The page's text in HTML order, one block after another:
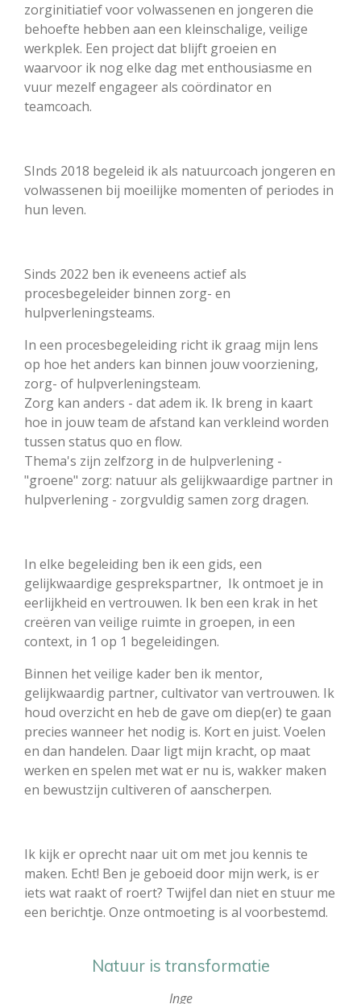
zorginitiatief voor volwassenen en jongeren die
behoefte hebben aan een kleinschalige, veilige
werkplek. Een project dat blijft groeien en
waarvoor ik nog elke dag met enthousiasme en
vuur mezelf engageer als coördinator en
teamcoach.
SInds 2018 begeleid ik als natuurcoach jongeren en
volwassenen bij moeilijke momenten of periodes in
hun leven.
Sinds 2022 ben ik eveneens actief als
procesbegeleider binnen zorg- en
hulpverleningsteams.
In een procesbegeleiding richt ik graag mijn lens
op hoe het anders kan binnen jouw voorziening,
zorg- of hulpverleningsteam.
Zorg kan anders - dat adem ik. Ik breng in kaart
hoe in jouw team de afstand kan verkleind worden
tussen status quo en flow.
Thema's zijn zelfzorg in de hulpverlening -
"groene" zorg: natuur als gelijkwaardige partner in
hulpverlening - zorgvuldig samen zorg dragen.
In elke begeleiding ben ik een gids, een
gelijkwaardige gesprekspartner, Ik ontmoet je in
eerlijkheid en vertrouwen. Ik ben een krak in het
creëren van veilige ruimte in groepen, in een
context, in 1 op 1 begeleidingen.
Binnen het veilige kader ben ik mentor,
gelijkwaardig partner, cultivator van vertrouwen. Ik
houd overzicht en heb de gave om diep(er) te gaan
precies wanneer het nodig is. Kort en juist. Voelen
en dan handelen. Daar ligt mijn kracht, op maat
werken en spelen met wat er nu is, wakker maken
en bewustzijn cultiveren of aanscherpen.
Ik kijk er oprecht naar uit om met jou kennis te
maken. Echt! Ben je geboeid door mijn werk, is er
iets wat raakt of roert? Twijfel dan niet en stuur me
een berichtje. Onze ontmoeting is al voorbestemd.
Natuur is transformatie
Inge